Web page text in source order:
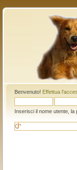
Benvenuto! Effettua
Inserisci il nome utente, la